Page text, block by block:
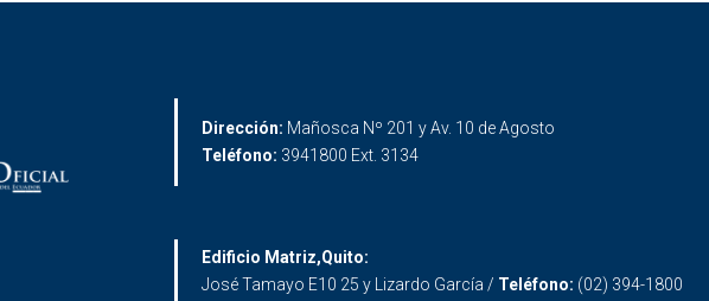
Dirección: Mañosca Nº 201 y Av. 10 de Agosto
Teléfono: 3941800 Ext. 3134
Edificio Matriz,Quito:
José Tamayo E10 25 y Lizardo García / Teléfono: (02) 394-1800